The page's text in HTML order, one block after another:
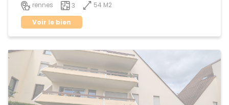
rennes 3
54 M2
Voir le bien